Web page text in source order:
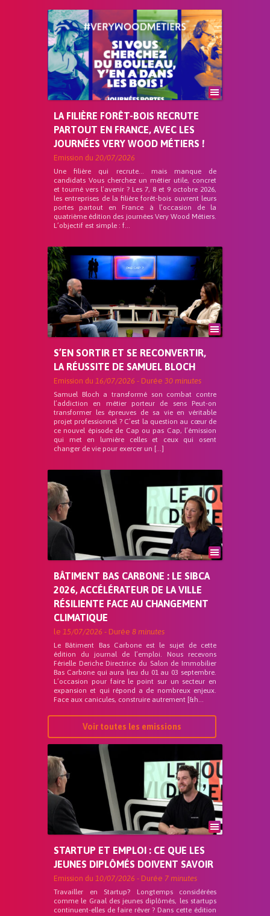
LA FILIÈRE FORÊT-BOIS RECRUTE
PARTOUT EN FRANCE, AVEC LES
JOURNÉES VERY WOOD MÉTIERS !
Emission du 20/07/2026
Une filière qui recrute… mais manque de
candidats Vous cherchez un métier utile, concret
et tourné vers l’avenir ? Les 7, 8 et 9 octobre 2026,
les entreprises de la filière forêt-bois ouvrent leurs
portes partout en France à l’occasion de la
quatrième édition des journées Very Wood Métiers.
L’objectif est simple : f...
S’EN SORTIR ET SE RECONVERTIR,
LA RÉUSSITE DE SAMUEL BLOCH
Emission du 16/07/2026 - Durée 30 minutes
Samuel Bloch a transformé son combat contre
l’addiction en métier porteur de sens Peut-on
transformer les épreuves de sa vie en véritable
projet professionnel ? C’est la question au cœur de
ce nouvel épisode de Cap ou pas Cap, l’émission
qui met en lumière celles et ceux qui osent
changer de vie pour exercer un […]
BÂTIMENT BAS CARBONE : LE SIBCA
2026, ACCÉLÉRATEUR DE LA VILLE
RÉSILIENTE FACE AU CHANGEMENT
CLIMATIQUE
le 15/07/2026 - Durée 8 minutes
Le Bâtiment Bas Carbone est le sujet de cette
édition du journal de l’emploi. Nous recevons
Férielle Deriche Directrice du Salon de Immobilier
Bas Carbone qui aura lieu du 01 au 03 septembre.
L’occasion pour faire le point sur un secteur en
expansion et qui répond a de nombreux enjeux.
Face aux canicules, construire autrement [&h...
Voir toutes les emissions
STARTUP ET EMPLOI : CE QUE LES
JEUNES DIPLÔMÉS DOIVENT SAVOIR
Emission du 10/07/2026 - Durée 7 minutes
Travailler en Startup? Longtemps considérées
comme le Graal des jeunes diplômés, les startups
continuent-elles de faire rêver ? Dans cette édition